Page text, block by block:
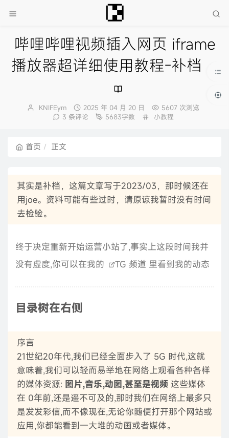
哔哩哔哩视频插入网页 iframe
播放器超详细使用教程-补档
博
KNIFEym
发
布
2025 年 04 月 20 日
5607 次浏览
3 条评论
5683字数
分
小教程
首页 正文
其实是补档，这篇文章写于2023/03，那时候还在
用joe。资料可能有些过时，请原谅我暂时没有时间
去检验。
终于决定重新开始运营小站了,事实上这段时间我并
没有虚度,你可以在我的
TG 频道 里看到我的动态
目录树在右侧
序言
21世纪20年代,我们已经全面步入了 5G 时代,这就
意味着,我们可以轻而易举地在网络上观看各种各样
的媒体资源: 图片,音乐,动图,甚至是视频 这些媒体
在 0年前,还是遥不可及的,那时我们在网络上最多只
是发发彩信,而不像现在,无论你随便打开那个网站或
应用,你都能看到一大堆的动画或者媒体。